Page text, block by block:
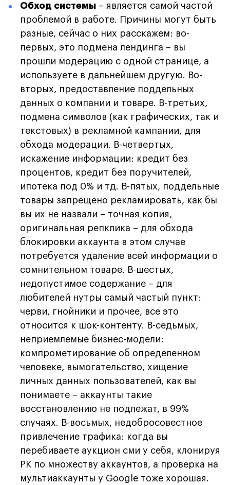
Обход системы – является самой частой
проблемой в работе. Причины могут быть
разные, сейчас о них расскажем: во-
первых, это подмена лендинга – вы
прошли модерацию с одной странице, а
используете в дальнейшем другую. Во-
вторых, предоставление поддельных
данных о компании и товаре. В-третьих,
подмена символов (как графических, так и
текстовых) в рекламной кампании, для
обхода модерации. В-четвертых,
искажение информации: кредит без
процентов, кредит без поручителей,
ипотека под 0% и тд. В-пятых, поддельные
товары запрещено рекламировать, как бы
вы их не назвали – точная копия,
оригинальная репклика – для обхода
блокировки аккаунта в этом случае
потребуется удаление всей информации о
сомнительном товаре. В-шестых,
недопустимое содержание – для
любителей нутры самый частый пункт:
черви, гнойники и прочее, все это
относится к шок-контенту. В-седьмых,
неприемлемые бизнес-модели:
компрометирование об определенном
человеке, вымогательство, хищение
личных данных пользователей, как вы
понимаете – аккаунты такие
восстановлению не подлежат, в 99%
случаях. В-восьмых, недобросовестное
привлечение трафика: когда вы
перебиваете аукцион сми у себя, клонируя
РК по множеству аккаунтов, а проверка на
мультиаккаунты у Google тоже хорошая.